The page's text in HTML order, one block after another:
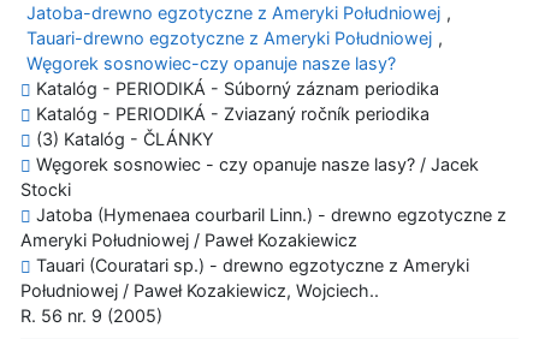
Jatoba-drewno egzotyczne z Ameryki Południowej ,
Tauari-drewno egzotyczne z Ameryki Południowej ,
Węgorek sosnowiec-czy opanuje nasze lasy?
Katalóg - PERIODIKÁ - Súborný záznam periodika
Katalóg - PERIODIKÁ - Zviazaný ročník periodika
(3) Katalóg - ČLÁNKY
Węgorek sosnowiec - czy opanuje nasze lasy? / Jacek
Stocki
Jatoba (Hymenaea courbaril Linn.) - drewno egzotyczne z
Ameryki Południowej / Paweł Kozakiewicz
Tauari (Couratari sp.) - drewno egzotyczne z Ameryki
Południowej / Paweł Kozakiewicz, Wojciech..
R. 56 nr. 9 (2005)